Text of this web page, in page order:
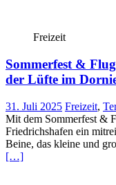
Freizeit
Sommerfest &
der Lüfte im
31. Juli 2025 Freizeit,
Mit dem Sommerfest &
Friedrichshafen ein
Beine, das kleine und
[…]